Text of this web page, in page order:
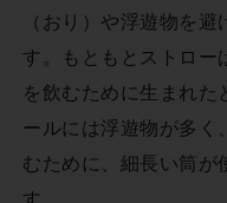
（おり）や浮遊物を
す。もともとストロー
を飲むために生まれた
ールには浮遊物が多く
むために、細長い筒が